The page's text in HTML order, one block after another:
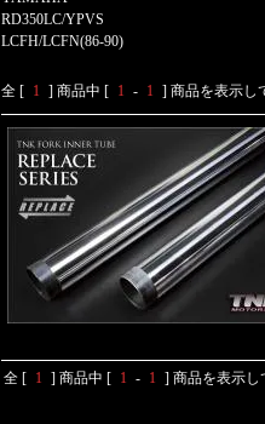
RD350LC/YPVS
LCFH/LCFN(86-90)
全 [ 1 ] 商品中 [ 1 - 1 ] 商品を表示し
全 [ 1 ] 商品中 [ 1 - 1 ] 商品を表示し